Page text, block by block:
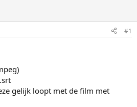
#1
gelijk loopt met de film met